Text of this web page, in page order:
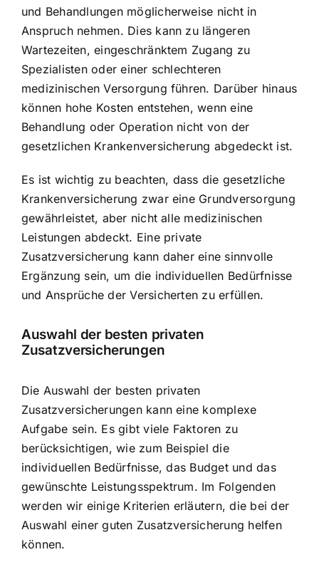
und Behandlungen möglicherweise nicht in
Anspruch nehmen. Dies kann zu längeren
Wartezeiten, eingeschränktem Zugang zu
Spezialisten oder einer schlechteren
medizinischen Versorgung führen. Darüber hinaus
können hohe Kosten entstehen, wenn eine
Behandlung oder Operation nicht von der
gesetzlichen Krankenversicherung abgedeckt ist.
Es ist wichtig zu beachten, dass die gesetzliche
Krankenversicherung zwar eine Grundversorgung
gewährleistet, aber nicht alle medizinischen
Leistungen abdeckt. Eine private
Zusatzversicherung kann daher eine sinnvolle
Ergänzung sein, um die individuellen Bedürfnisse
und Ansprüche der Versicherten zu erfüllen.
Auswahl der besten privaten
Zusatzversicherungen
Die Auswahl der besten privaten
Zusatzversicherungen kann eine komplexe
Aufgabe sein. Es gibt viele Faktoren zu
berücksichtigen, wie zum Beispiel die
individuellen Bedürfnisse, das Budget und das
gewünschte Leistungsspektrum. Im Folgenden
werden wir einige Kriterien erläutern, die bei der
Auswahl einer guten Zusatzversicherung helfen
können.